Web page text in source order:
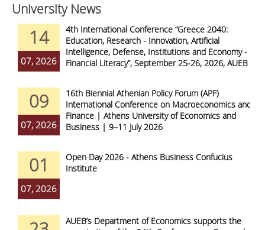
University News
14
07, 2026
4th International Conference “Greece 2040:
Education, Research - Innovation, Artificial
Intelligence, Defense, Institutions and Economy -
Financial Literacy”, September 25-26, 2026, AUEB
09
07, 2026
16th Biennial Athenian Policy Forum (APF)
International Conference on Macroeconomics and
Finance | Athens University of Economics and
Business | 9–11 July 2026
01
07, 2026
Open Day 2026 - Athens Business Confucius
Institute
AUEB’s Department of Economics supports the